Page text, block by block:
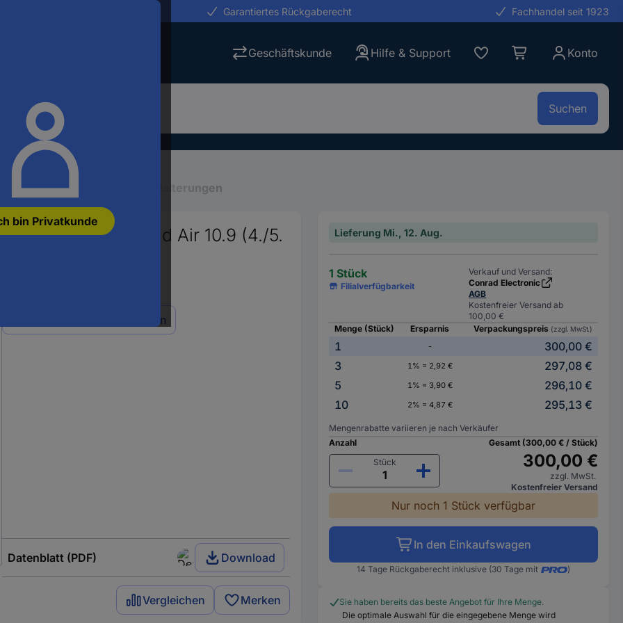
bin Privatkunde
Garantiertes Rückgaberecht Fachhandel seit 1923
Geschäftskunde Hilfe & Support Konto
Suchen
Tablet Zubehör Tablet Halterungen
Apple iPad Air 10.9 (4./5.
Alle 16 Varianten anzeigen
Datenblatt (PDF) Download
Vergleichen Merken
Lieferung Mi., 12. Aug.
1 Stück
Filialverfügbarkeit
Verkauf und Versand:
Conrad Electronic
AGB
Kostenfreier Versand ab
100,00 €
Menge (Stück)
Ersparnis Verpackungspreis (zzgl. MwSt.)
1 -
300,00 €
3
1% = 2,92 €
297,08 €
5
1% = 3,90 €
296,10 €
10
2% = 4,87 € 295,13 €
Mengenrabatte variieren je nach Verkäufer
Anzahl
Stück
Gesamt (300,00 € / Stück)
300,00 €
zzgl. MwSt.
Kostenfreier Versand
Nur noch 1 Stück verfügbar
In den Einkaufswagen
14 Tage Rückgaberecht inklusive (30 Tage mit )
Sie haben bereits das beste Angebot für Ihre Menge.
Die optimale Auswahl für die eingegebene Menge wird